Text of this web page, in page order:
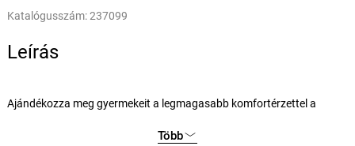
Katalógusszám:237099
Leírás
Ajándékozza meg gyermekeit a legmagasabb komfortérzettel a
népszerű egyszarvú motívummal biztosan sok kis hercegnőnek okozTöbb